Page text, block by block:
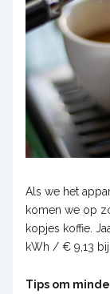
Als we het
komen we op
kopjes koffie.
kWh / € 9,13
Tips om